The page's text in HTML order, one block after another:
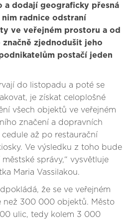
a dodají geograficky přesná
radnice odstraní
ve veřejném prostoru a od
značně zjednodušit jeho
postačí jeden
do listopadu a poté se
je získat celoplošné
všech objektů ve veřejném
značení a dopravních
až po restaurační
Ve výsledku z toho bude
správy,“ vysvětluje
Maria Vassilakou.
že se ve veřejném
než 300 000 objektů. Město
ulic, tedy kolem 3 000